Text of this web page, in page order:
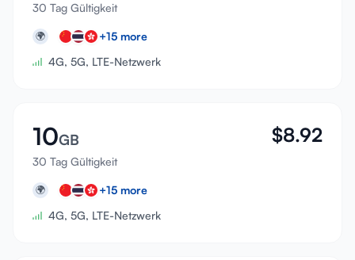
30 Tag Gültigkeit
🌍 +15 more
4G, 5G, LTE-Netzwerk
10GB
30 Tag Gültigkeit
$8.92
🌍 +15 more
4G, 5G, LTE-Netzwerk